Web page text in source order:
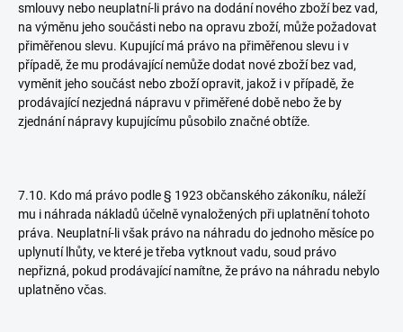
smlouvy nebo neuplatní-li právo na dodání nového zboží bez vad,
na výměnu jeho součásti nebo na opravu zboží, může požadovat
přiměřenou slevu. Kupující má právo na přiměřenou slevu i v
případě, že mu prodávající nemůže dodat nové zboží bez vad,
vyměnit jeho součást nebo zboží opravit, jakož i v případě, že
prodávající nezjedná nápravu v přiměřené době nebo že by
zjednání nápravy kupujícímu působilo značné obtíže.
7.10. Kdo má právo podle § 1923 občanského zákoníku, náleží
mu i náhrada nákladů účelně vynaložených při uplatnění tohoto
práva. Neuplatní-li však právo na náhradu do jednoho měsíce po
uplynutí lhůty, ve které je třeba vytknout vadu, soud právo
nepřizná, pokud prodávající namítne, že právo na náhradu nebylo
uplatněno včas.